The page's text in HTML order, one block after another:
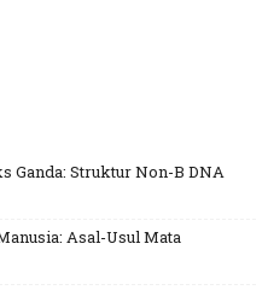
Ganda: Struktur Non-B DNA
Asal-Usul Mata